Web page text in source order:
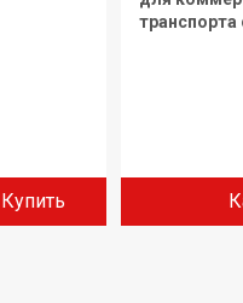
Купить